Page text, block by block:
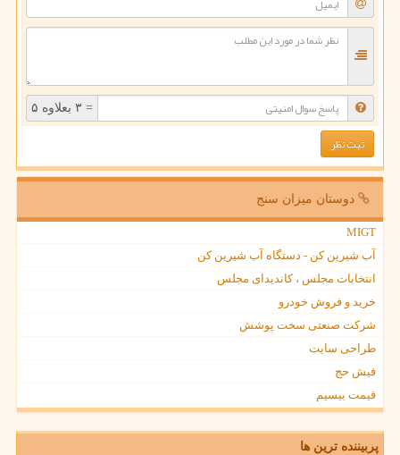
= ۳ بعلاوه ۵
دوستان میزان سنج
MIGT
آب شیرین کن - دستگاه آب شیرین کن
انتخابات مجلس ، کاندیدای مجلس
خرید و فروش خودرو
شرکت صنعتی سخت پوشش
طراحی سایت
فیش حج
قیمت بیسیم
پربیننده ترین ها